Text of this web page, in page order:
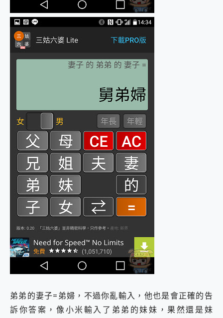
弟弟的妻子=弟婦，不過你亂輸入，他也是會正確的告
訴你答案，像小米輸入了弟弟的妹妹，果然還是妹